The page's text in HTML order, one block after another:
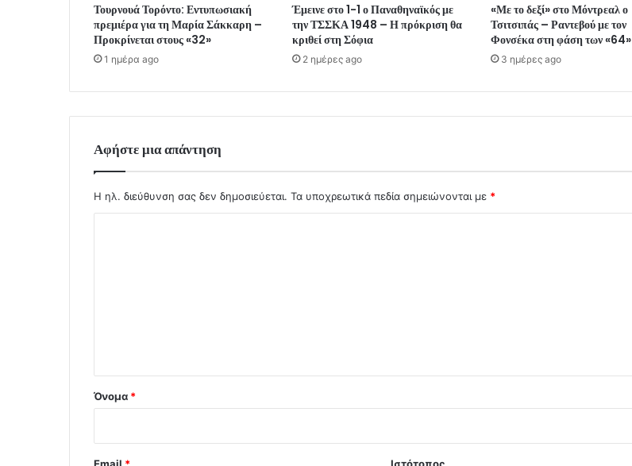
Τουρνουά Τορόντο: Εντυπωσιακή
πρεμιέρα για τη Μαρία Σάκκαρη –
Προκρίνεται στους «32»
1 ημέρα ago
Έμεινε στο 1-1 ο Παναθηναϊκός με
την ΤΣΣΚΑ 1948 – Η πρόκριση θα
κριθεί στη Σόφια
2 ημέρες ago
«Με το δεξί» στο Μόντρεαλ ο
Τσιτσιπάς – Ραντεβού με τον
Φονσέκα στη φάση των «64»
3 ημέρες ago
Αφήστε μια απάντηση
Η ηλ. διεύθυνση σας δεν δημοσιεύεται. Τα υποχρεωτικά πεδία σημειώνονται με *
Όνομα *